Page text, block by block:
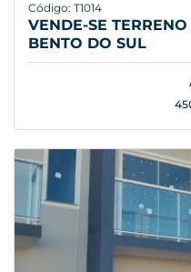
Código: T1014
VENDE-SE
BENTO DO SUL